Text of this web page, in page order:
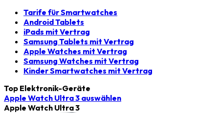
Tarife für Smartwatches
Android Tablets
iPads mit Vertrag
Samsung Tablets mit Vertrag
Apple Watches mit Vertrag
Samsung Watches mit Vertrag
Kinder Smartwatches mit Vertrag
Top Elektronik-Geräte
Apple Watch Ultra 3 auswählen
Apple Watch Ultra 3